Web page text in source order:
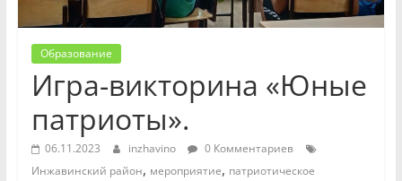
Образование
Игра-викторина «Юные
патриоты».
06.11.2023 inzhavino
0 Комментариев
Инжавинский район, мероприятие, патриотическое